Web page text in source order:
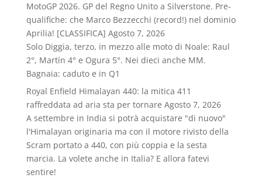
MotoGP 2026. GP del Regno Unito a Silverstone. Pre-
qualifiche: che Marco Bezzecchi (record!) nel dominio
Aprilia! [CLASSIFICA] Agosto 7, 2026
Solo Diggia, terzo, in mezzo alle moto di Noale: Raul
2°, Martín 4° e Ogura 5°. Nei dieci anche MM.
Bagnaia: caduto e in Q1
Royal Enfield Himalayan 440: la mitica 411
raffreddata ad aria sta per tornare Agosto 7, 2026
A settembre in India si potrà acquistare "di nuovo"
l'Himalayan originaria ma con il motore rivisto della
Scram portato a 440, con più coppia e la sesta
marcia. La volete anche in Italia? E allora fatevi
sentire!